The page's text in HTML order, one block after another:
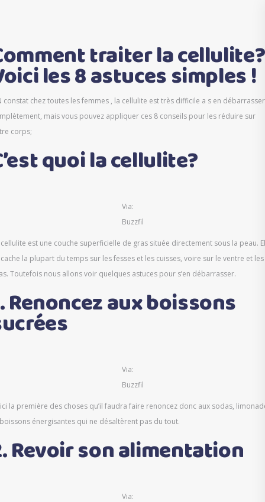
traiter la cellulite?
les 8 astuces simples !
constat chez toutes les femmes , la cellulite est très difficile a s en débarrasser
mais vous pouvez appliquer ces 8 conseils pour les réduire sur
corps;
quoi la cellulite?
Via:
Buzzfil
est une couche superficielle de gras située directement sous la peau.
la plupart du temps sur les fesses et les cuisses, voire sur le ventre et les
Toutefois nous allons voir quelques astuces pour s’en débarrasser.
Renoncez aux boissons
Via:
Buzzfil
la première des choses qu’il faudra faire renoncez donc aux sodas,
énergisantes qui ne désaltèrent pas du tout.
Revoir son alimentation
Via: